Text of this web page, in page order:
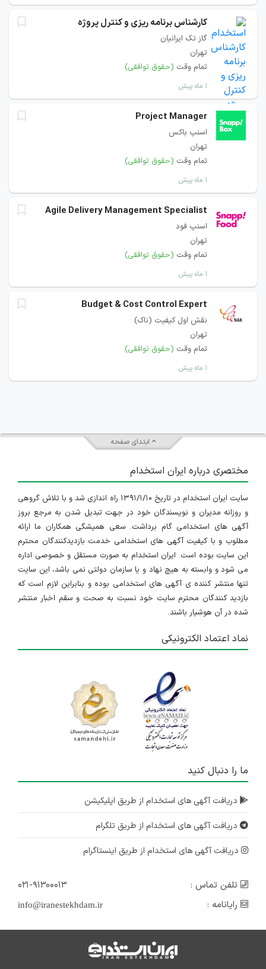
کارشناس برنامه ریزی و کنترل پروژه
گاز تک ایرانیان
تهران
تمام وقت (حقوق توافقی)
۱ ماه پیش
Project Manager
اسنپ باکس
تهران
تمام وقت (حقوق توافقی)
۱ ماه پیش
Agile Delivery Management Specialist
اسنپ فود
تهران
تمام وقت (حقوق توافقی)
۱ ماه پیش
Budget & Cost Control Expert
نقش اول کیفیت (ناک)
تهران
تمام وقت (حقوق توافقی)
۱ ماه پیش
ابتدای صفحه
مختصری درباره ایران استخدام
سایت ایران استخدام در تاریخ ۱۳۹۱/۱/۱۰ راه اندازی شد و با تلاش گروهی
و روزانه مدیران و نویسندگان خود در جهت تبدیل شدن به مرجع بروز
آگهی های استخدامی گام برداشت. سعی همیشگی همکاران ما ارائه
مطلوب و با کیفیت آگهی های استخدامی خدمت بازدیدکنندگان محترم
این سایت بوده است. ایران استخدام به صورت مستقل و خصوصی اداره
می شود و وابسته به هیچ نهاد و یا سازمان دولتی نمی باشد، این سایت
تنها منتشر کننده ی آگهی های استخدامی بوده و بنابراین لازم است که
بازدید کنندگان محترم سایت خود نسبت به صحت و سقم اخبار منتشر
شده در آن هوشیار باشند.
نماد اعتماد الکترونیکی
ما را دنبال کنید
دریافت آگهی های استخدام از طریق اپلیکیشن
دریافت آگهی های استخدام از طریق تلگرام
دریافت آگهی های استخدام از طریق اینستاگرام
تلفن تماس :
۰۲۱-۹۱۳۰۰۰۱۳
رایانامه :
info@iranestekhdam.ir